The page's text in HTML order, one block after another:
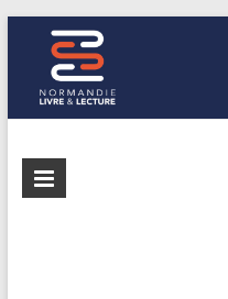
Normandie
L'agence de coopération